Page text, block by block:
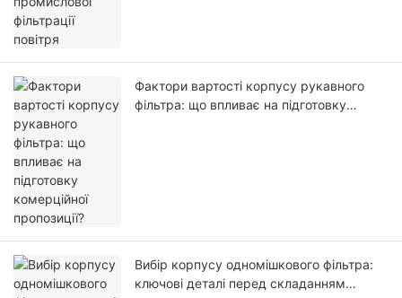
Фактори вартості корпусу рукавного
фільтра: що впливає на підготовку
Вибір корпусу одномішкового фільтра:
ключові деталі перед складанням